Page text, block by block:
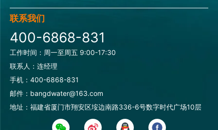
联系我们
400-6868-831
工作时间：周一至周五 9:00-17:30
联系人：连经理
手机：400-6868-831
邮件：bangdwater@163.com
地址：福建省厦门市翔安区垵边南路336-6号数字时代广场10层